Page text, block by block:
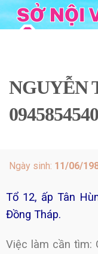
Skip
to
NGUYỄN
0945854540
Ngày sinh: 11/06/
Tổ 12, ấp Tân
Đồng Tháp.
Việc làm cần tìm: